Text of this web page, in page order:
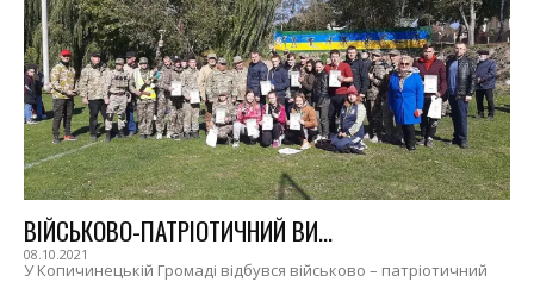
ВІЙСЬКОВО-ПАТРІОТИЧНИЙ ВИ...
08.10.2021
У Копичинецькій Громаді відбувся військово – патріотичний